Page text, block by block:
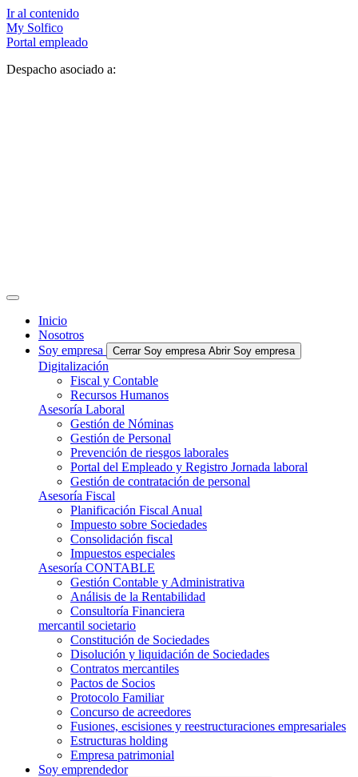
Ir al contenido
My Solfico
Portal empleado
Despacho asociado a:
Inicio
Nosotros
Soy empresa
Cerrar Soy empresa Abrir Soy empresa
Digitalización
Fiscal y Contable
Recursos Humanos
Asesoría Laboral
Gestión de Nóminas
Gestión de Personal
Prevención de riesgos laborales
Portal del Empleado y Registro Jornada laboral
Gestión de contratación de personal
Asesoría Fiscal
Planificación Fiscal Anual
Impuesto sobre Sociedades
Consolidación fiscal
Impuestos especiales
Asesoría CONTABLE
Gestión Contable y Administrativa
Análisis de la Rentabilidad
Consultoría Financiera
mercantil societario
Constitución de Sociedades
Disolución y liquidación de Sociedades
Contratos mercantiles
Pactos de Socios
Protocolo Familiar
Concurso de acreedores
Fusiones, escisiones y reestructuraciones empresariales
Estructuras holding
Empresa patrimonial
Soy emprendedor